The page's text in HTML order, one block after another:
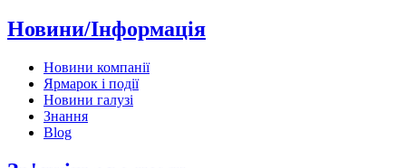
Новини/Інформація
Новини компанії
Ярмарок і події
Новини галузі
Знання
Blog